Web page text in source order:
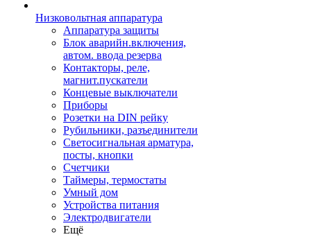
Низковольтная аппаратура
Аппаратура защиты
Блок аварийн.включения,
автом. ввода резерва
Контакторы, реле,
магнит.пускатели
Концевые выключатели
Приборы
Розетки на DIN рейку
Рубильники, разъединители
Светосигнальная арматура,
посты, кнопки
Счетчики
Таймеры, термостаты
Умный дом
Устройства питания
Электродвигатели
Ещё